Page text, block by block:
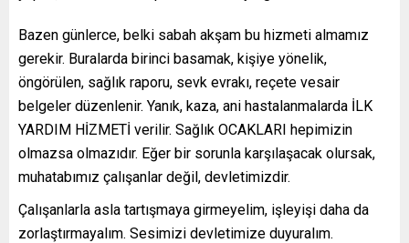
Bazen günlerce, belki sabah akşam bu hizmeti almamız
gerekir. Buralarda birinci basamak, kişiye yönelik,
öngörülen, sağlık raporu, sevk evrakı, reçete vesair
belgeler düzenlenir. Yanık, kaza, ani hastalanmalarda İLK
YARDIM HİZMETİ verilir. Sağlık OCAKLARI hepimizin
olmazsa olmazıdır. Eğer bir sorunla karşılaşacak olursak,
muhatabımız çalışanlar değil, devletimizdir.
Çalışanlarla asla tartışmaya girmeyelim, işleyişi daha da
zorlaştırmayalım. Sesimizi devletimize duyuralım.